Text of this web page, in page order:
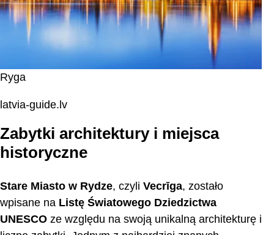
Ryga
latvia-guide.lv
Zabytki architektury i miejsca
historyczne
Stare Miasto w Rydze, czyli Vecrīga, zostało
wpisane na Listę Światowego Dziedzictwa
UNESCO ze względu na swoją unikalną architekturę i